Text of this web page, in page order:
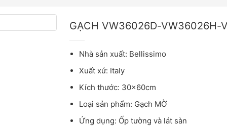
GẠCH VW36026D-VW36026H-
Nhà sản xuất: Bellissimo
Xuất xứ: Italy
Kích thước: 30x60cm
Loại sản phẩm: Gạch MỜ
Ứng dụng: Ốp tường và lát sàn